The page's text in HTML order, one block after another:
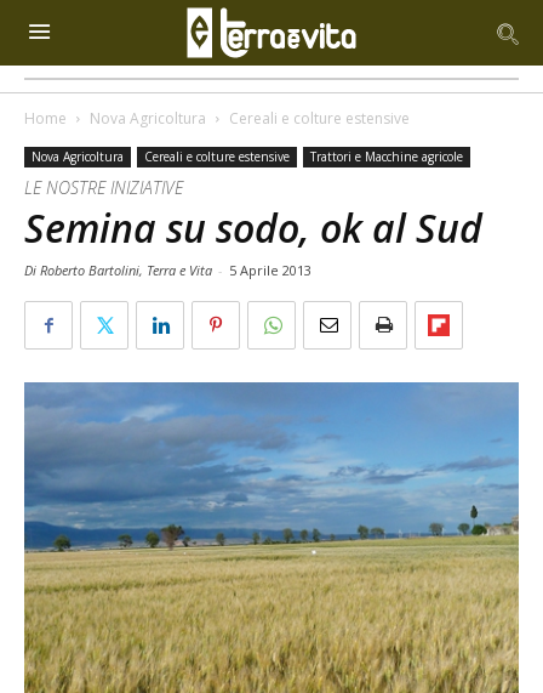
Home Nova Agricoltura Cereali e colture estensive
Nova Agricoltura Cereali e colture estensive Trattori e Macchine agricole
LE NOSTRE INIZIATIVE
Semina su sodo, ok al Sud
Di Roberto Bartolini, Terra e Vita - 5 Aprile 2013